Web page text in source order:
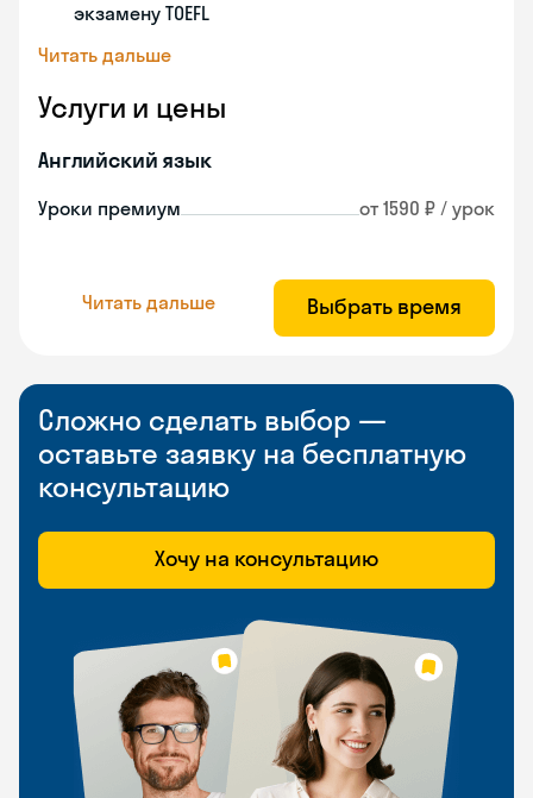
экзамену TOEFL
Читать дальше
Услуги и цены
Английский язык
Уроки премиум от 1590 ₽ / урок
Читать дальше Выбрать время
Сложно сделать выбор —
оставьте заявку на бесплатную
консультацию
Хочу на консультацию